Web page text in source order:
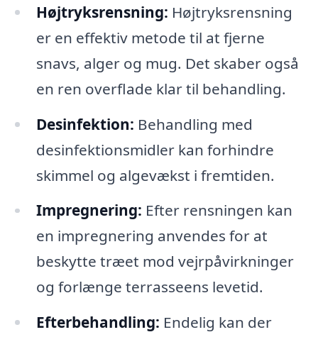
Højtryksrensning: Højtryksrensning
er en effektiv metode til at fjerne
snavs, alger og mug. Det skaber også
en ren overflade klar til behandling.
Desinfektion: Behandling med
desinfektionsmidler kan forhindre
skimmel og algevækst i fremtiden.
Impregnering: Efter rensningen kan
en impregnering anvendes for at
beskytte træet mod vejrpåvirkninger
og forlænge terrasseens levetid.
Efterbehandling: Endelig kan der